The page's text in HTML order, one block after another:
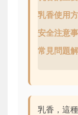
乳香使用
安全注意
常見問題
乳香，這